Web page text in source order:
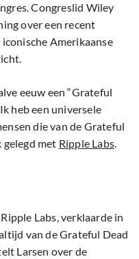
Congreslid Wiley
over een recent
Amerikaanse
eeuw een “Grateful
heb een universele
die van de Grateful
gelegd met Ripple Labs.
Labs, verklaarde in
van de Grateful Dead
Larsen over de